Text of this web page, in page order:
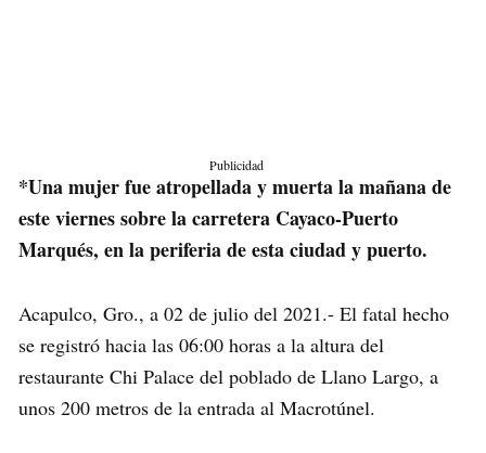
Publicidad
*Una mujer fue atropellada y muerta la mañana de
este viernes sobre la carretera Cayaco-Puerto
Marqués, en la periferia de esta ciudad y puerto.
Acapulco, Gro., a 02 de julio del 2021.- El fatal hecho
se registró hacia las 06:00 horas a la altura del
restaurante Chi Palace del poblado de Llano Largo, a
unos 200 metros de la entrada al Macrotúnel.